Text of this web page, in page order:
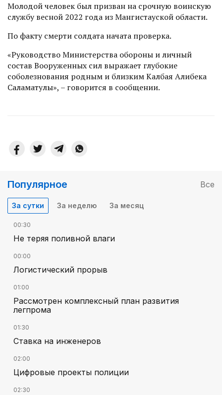
Молодой человек был призван на срочную воинскую
службу весной 2022 года из Мангистауской области.
По факту смерти солдата начата проверка.
«Руководство Министерства обороны и личный
состав Вооруженных сил выражает глубокие
соболезнования родным и близким Калбая Алибека
Саламатулы», – говорится в сообщении.
Популярное Все
За сутки За неделю За месяц
00:30
Не теряя поливной влаги
00:00
Логистический прорыв
01:00
Рассмотрен комплексный план развития
легпрома
01:30
Ставка на инженеров
02:00
Цифровые проекты полиции
02:30